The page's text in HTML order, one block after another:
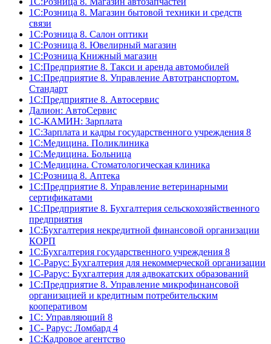
1С:Розница 8. Магазин бытовой техники и средств
связи
1С:Розница 8. Салон оптики
1С:Розница 8. Ювелирный магазин
1С:Розница Книжный магазин
1C:Предприятие 8. Такси и аренда автомобилей
1С:Предприятие 8. Управление Автотранспортом.
Стандарт
1C:Предприятие 8. Автосервис
Далион: АвтоСервис
1С-КАМИН: Зарплата
1С:Зарплата и кадры государственного учреждения 8
1С:Медицина. Поликлиника
1С:Медицина. Больница
1С:Медицина. Стоматологическая клиника
1С:Розница 8. Аптека
1C:Предприятие 8. Управление ветеринарными
сертификатами
1С:Предприятие 8. Бухгалтерия сельскохозяйственного
предприятия
1C:Бухгалтерия некредитной финансовой организации
КОРП
1С:Бухгалтерия государственного учреждения 8
1С-Рарус: Бухгалтерия для некоммерческой организации
1С-Рарус: Бухгалтерия для адвокатских образований
1С:Предприятие 8. Управление микрофинансовой
организацией и кредитным потребительским
кооперативом
1С: Управляющий 8
1С- Рарус: Ломбард 4
1С:Кадровое агентство